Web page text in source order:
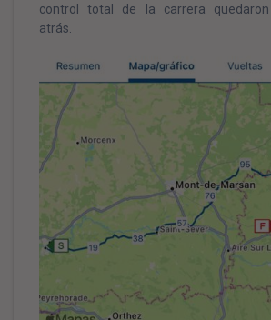
control total de la carrera quedaron
atrás.